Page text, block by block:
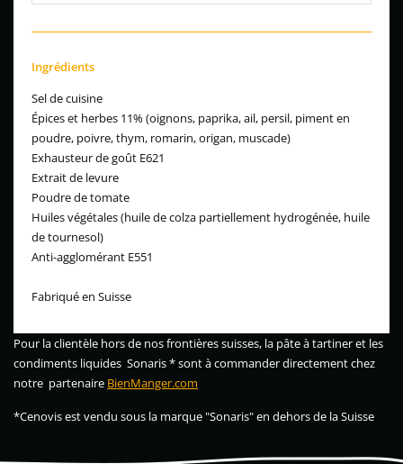
Ingrédients
Sel de cuisine
Épices et herbes 11% (oignons, paprika, ail, persil, piment en
poudre, poivre, thym, romarin, origan, muscade)
Exhausteur de goût E621
Extrait de levure
Poudre de tomate
Huiles végétales (huile de colza partiellement hydrogénée, huile
de tournesol)
Anti-agglomérant E551
Fabriqué en Suisse
Pour la clientèle hors de nos frontières suisses, la pâte à tartiner et les
condiments liquides Sonaris * sont à commander directement chez
notre partenaire BienManger.com
*Cenovis est vendu sous la marque "Sonaris" en dehors de la Suisse